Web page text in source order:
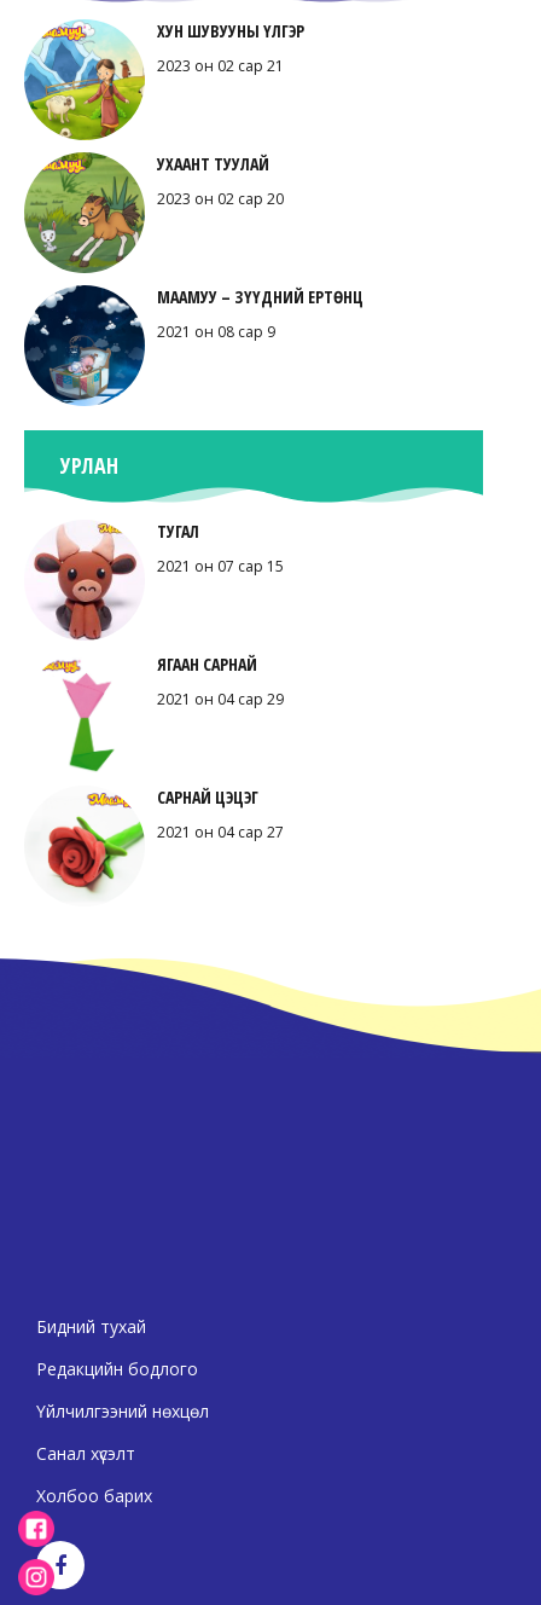
ХУН ШУВУУНЫ ҮЛГЭР
2023 он 02 сар 21
УХААНТ ТУУЛАЙ
2023 он 02 сар 20
МААМУУ – ЗҮҮДНИЙ ЕРТӨНЦ
2021 он 08 сар 9
УРЛАН
ТУГАЛ
2021 он 07 сар 15
ЯГААН САРНАЙ
2021 он 04 сар 29
САРНАЙ ЦЭЦЭГ
2021 он 04 сар 27
Бидний тухай
Редакцийн бодлого
Үйлчилгээний нөхцөл
Санал хүсэлт
Холбоо барих